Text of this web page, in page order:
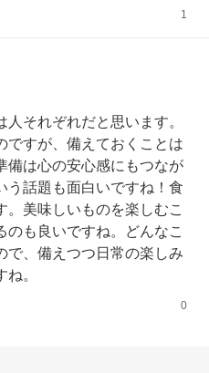
1
それぞれだと思います。
ですが、備えておくことは
備は心の安心感にもつなが
う話題も面白いですね！食
美味しいものを楽しむこ
のも良いですね。どんなこ
で、備えつつ日常の楽しみ
。
0